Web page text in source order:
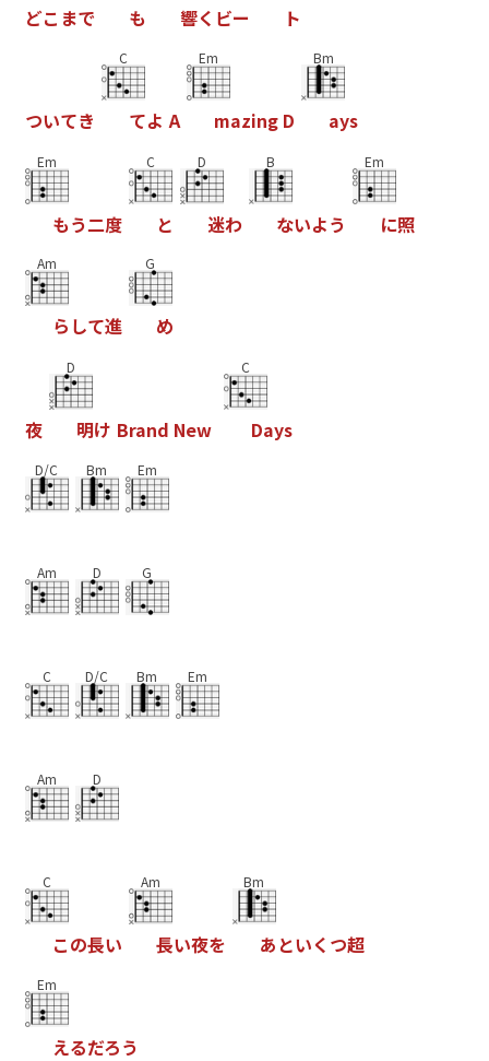
どこ まで も 響く ビー ト
ついてき
C
てよ A
Em
mazing D
Bm
ays
Em
もう二度
C
と
D
迷わ
B
ないよう
Em
に照
Am
ら して進
G
め
夜
D
明け Brand New
C
Days
D/C Bm Em
Am D G
C D/C Bm Em
Am D
C
この長い
Am
長い夜を
Bm
あ といく つ超
Em
えるだろう